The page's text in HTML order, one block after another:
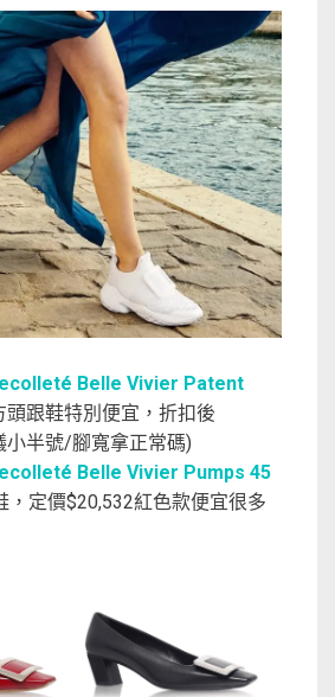
Belle Vivier Patent
頭跟鞋特別便宜，折扣後
小半號/腳寬拿正常碼)
Belle Vivier Pumps 45
，定價$20,532紅色款便宜很多